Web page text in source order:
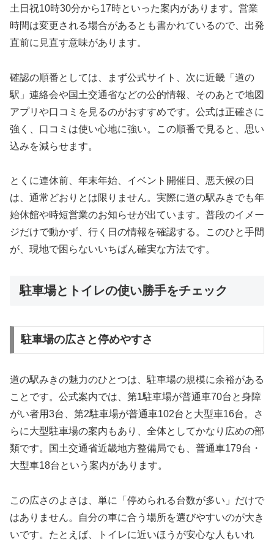
土日祝10時30分から17時といった案内があります。営業
時間は変更される場合があるとも書かれているので、出発
直前に見直す意味があります。
確認の順番としては、まず公式サイト、次に近畿「道の
駅」連絡会や国土交通省などの公的情報、そのあとで地図
アプリや口コミを見るのがおすすめです。公式は正確さに
強く、口コミは使い心地に強い。この順番で見ると、思い
込みを減らせます。
とくに連休前、年末年始、イベント開催日、悪天候の日
は、通常どおりとは限りません。実際に道の駅みきでも年
始休館や時短営業のお知らせが出ています。普段のイメー
ジだけで動かず、行く日の情報を確認する。このひと手間
が、現地で困らないいちばん確実な方法です。
駐車場とトイレの使い勝手をチェック
駐車場の広さと停めやすさ
道の駅みきの魅力のひとつは、駐車場の規模に余裕がある
ことです。公式案内では、第1駐車場が普通車70台と身障
がい者用3台、第2駐車場が普通車102台と大型車16台。さ
らに大型駐車場の案内もあり、全体としてかなり広めの部
類です。国土交通省近畿地方整備局でも、普通車179台・
大型車18台という案内があります。
この広さのよさは、単に「停められる台数が多い」だけで
はありません。自分の車に合う場所を選びやすいのが大き
いです。たとえば、トイレに近いほうが安心な人もいれ